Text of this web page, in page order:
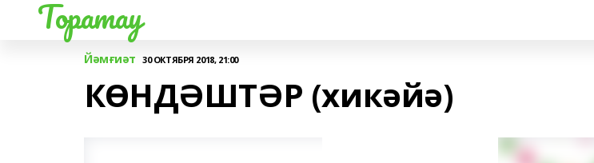
Торатау
Йәмғиәт 30 ОКТЯБРЯ 2018, 21:00
КӨНДӘШТӘР (хикәйә)